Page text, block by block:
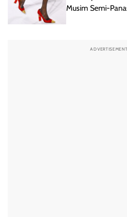
Musim Semi-
ADVERTISEMENT